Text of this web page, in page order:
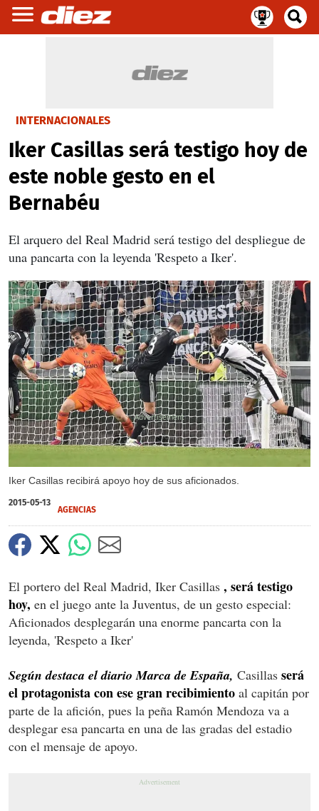
INTERNACIONALES
Iker Casillas será testigo hoy de
este noble gesto en el
Bernabéu
El arquero del Real Madrid será testigo del despliegue de
una pancarta con la leyenda 'Respeto a Iker'.
Iker Casillas recibirá apoyo hoy de sus aficionados.
X
2015-05-13
AGENCIAS
El portero del Real Madrid, Iker Casillas , será testigo
hoy, en el juego ante la Juventus, de un gesto especial:
Aficionados desplegarán una enorme pancarta con la
leyenda, 'Respeto a Iker'
Según destaca el diario Marca de España, Casillas será
el protagonista con ese gran recibimiento al capitán por
parte de la afición, pues la peña Ramón Mendoza va a
desplegar esa pancarta en una de las gradas del estadio
con el mensaje de apoyo.